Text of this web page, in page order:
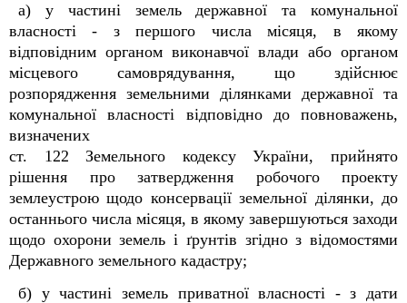
а) у частині земель державної та комунальної
власності - з першого числа місяця, в якому
відповідним органом виконавчої влади або органом
місцевого самоврядування, що здійснює
розпорядження земельними ділянками державної та
комунальної власності відповідно до повноважень,
визначених
ст. 122 Земельного кодексу України, прийнято
рішення про затвердження робочого проекту
землеустрою щодо консервації земельної ділянки, до
останнього числа місяця, в якому завершуються заходи
щодо охорони земель і ґрунтів згідно з відомостями
Державного земельного кадастру;
б) у частині земель приватної власності - з дати